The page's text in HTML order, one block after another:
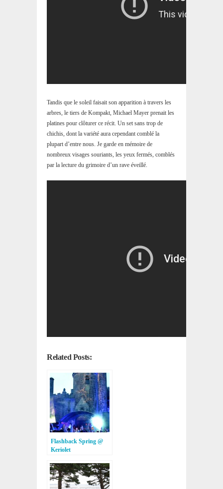
Tandis que le soleil faisait son apparition à travers les
arbres, le tiers de Kompakt, Michael Mayer prenait les
platines pour clôturer ce récit. Un set sans trop de
chichis, dont la variété aura cependant comblé la
plupart d’entre nous. Je garde en mémoire de
nombreux visages souriants, les yeux fermés, comblés
par la lecture du grimoire d’un rave éveillé.
Related Posts:
Flashback Spring @
Keriolet